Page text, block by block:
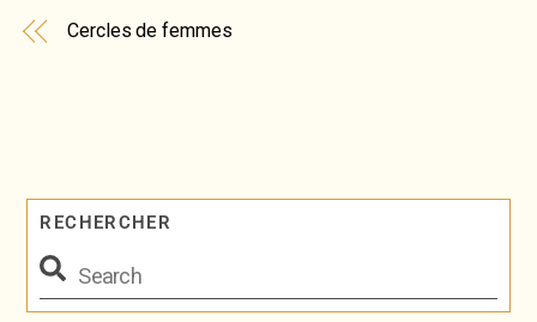
Cercles de femmes
RECHERCHER